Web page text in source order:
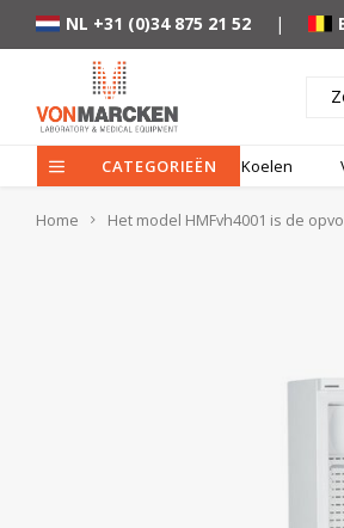
NL +31 (0)34 875 21 52 |
CATEGORIEËN Koelen
Home Het model HMFvh4001 is de